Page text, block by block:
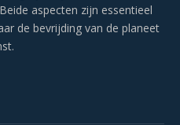
aspecten zijn essentieel
de bevrijding van de planeet